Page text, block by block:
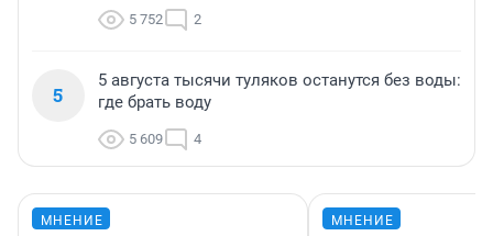
5 752 2
5
5 августа тысячи туляков останутся без воды:
где брать воду
5 609 4
МНЕНИЕ МНЕНИЕ